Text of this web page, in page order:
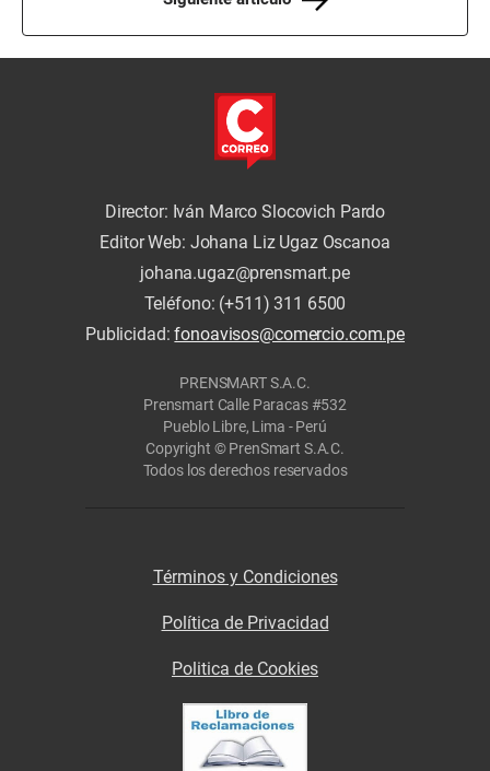
Director: Iván Marco Slocovich Pardo
Editor Web: Johana Liz Ugaz Oscanoa
johana.ugaz@prensmart.pe
Teléfono: (+511) 311 6500
Publicidad:fonoavisos@comercio.com.pe
PRENSMART S.A.C.
Prensmart Calle Paracas #532
Pueblo Libre, Lima - Perú
Copyright © PrenSmart S.A.C.
Todos los derechos reservados
Términos y Condiciones
Política de Privacidad
Politica de Cookies